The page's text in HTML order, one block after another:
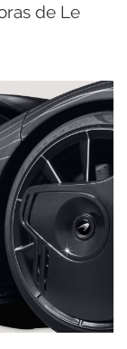
de Le